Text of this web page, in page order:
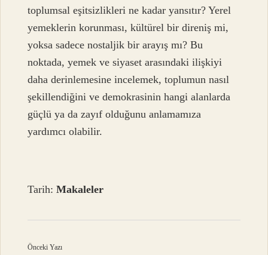
toplumsal eşitsizlikleri ne kadar yansıtır? Yerel
yemeklerin korunması, kültürel bir direniş mi,
yoksa sadece nostaljik bir arayış mı? Bu
noktada, yemek ve siyaset arasındaki ilişkiyi
daha derinlemesine incelemek, toplumun nasıl
şekillendiğini ve demokrasinin hangi alanlarda
güçlü ya da zayıf olduğunu anlamamıza
yardımcı olabilir.
Tarih:Makaleler
Önceki Yazı